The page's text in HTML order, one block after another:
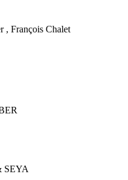
, François Chalet
SEYA